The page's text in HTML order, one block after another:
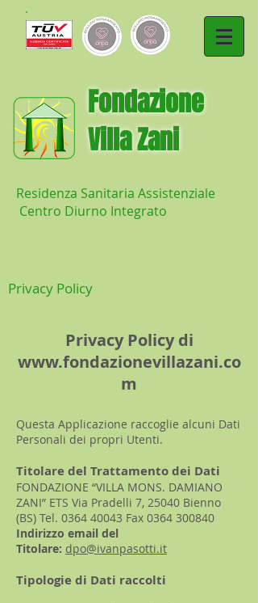
​Fondazione
Villa Zani
Residenza Sanitaria Assistenziale
Centro Diurno Integrato
Privacy Policy
Privacy Policy di
www.fondazionevillazani.co
m
Questa Applicazione raccoglie alcuni Dati
Personali dei propri Utenti.
Titolare del Trattamento dei Dati
FONDAZIONE “VILLA MONS. DAMIANO
ZANI” ETS Via Pradelli 7, 25040 Bienno
(BS) Tel. 0364 40043 Fax 0364 300840
Indirizzo email del
Titolare: dpo@ivanpasotti.it
Tipologie di Dati raccolti